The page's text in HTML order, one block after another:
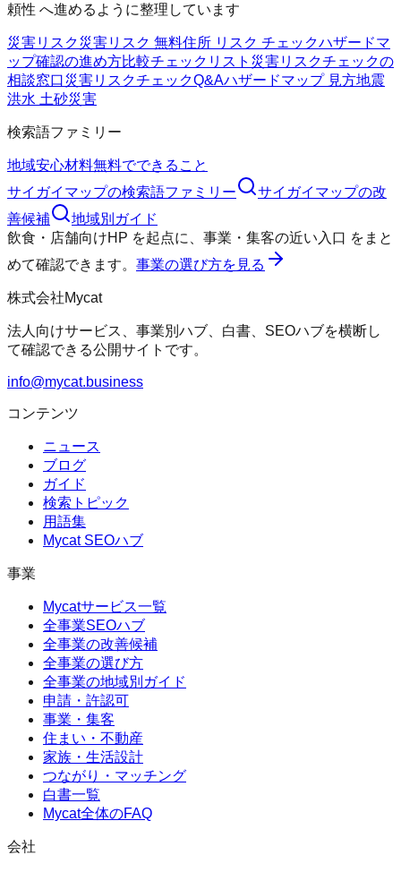
頼性 へ進めるように整理しています
災害リスク災害リスク 無料住所 リスク チェックハザードマ
ップ確認の進め方比較チェックリスト 災害リスクチェックの
相談窓口災害リスクチェックQ&Aハザードマップ 見方地震
洪水 土砂災害
検索語ファミリー
地域安心材料無料でできること
サイガイマップの検索語ファミリー サイガイマップの改
善候補
地域別ガイド
飲食・店舗向けHP を起点に、 事業・集客の近い入口 をまと
めて確認できます。 事業の選び方を見る
株式会社Mycat
法人向けサービス、事業別ハブ、白書、SEOハブを横断し
て確認できる公開サイトです。
info@mycat.business
コンテンツ
ニュース
ブログ
ガイド
検索トピック
用語集
Mycat SEOハブ
事業
Mycatサービス一覧
全事業SEOハブ
全事業の改善候補
全事業の選び方
全事業の地域別ガイド
申請・許認可
事業・集客
住まい・不動産
家族・生活設計
つながり・マッチング
白書一覧
Mycat全体のFAQ
会社